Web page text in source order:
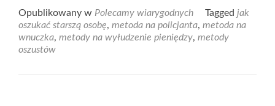
about
Jak
bronić
Opublikowany w Polecamy wiarygodnych Tagged jak
oszukać starszą osobę, metoda na policjanta, metoda na
wnuczka, metody na wyłudzenie pieniędzy, metody
oszustów